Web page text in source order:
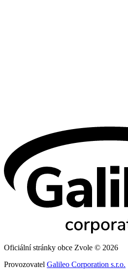
Oficiální stránky obce Zvole © 2026
Provozovatel Galileo Corporation s.r.o.